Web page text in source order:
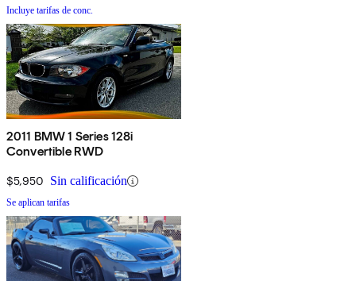
Incluye tarifas de conc.
2011 BMW 1 Series 128i
Convertible RWD
$5,950 Sin calificación
Se aplican tarifas